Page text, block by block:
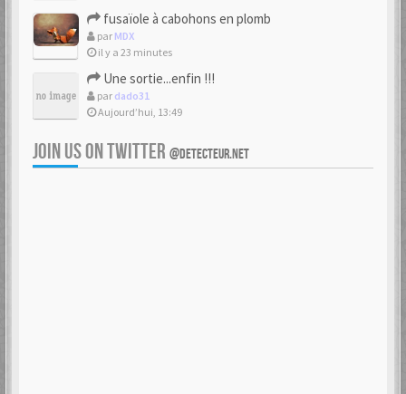
fusaïole à cabohons en plomb
par MDX
il y a 23 minutes
Une sortie...enfin !!!
par dado31
Aujourd’hui, 13:49
JOIN US ON TWITTER @DETECTEUR.NET